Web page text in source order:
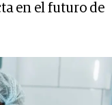
en el futuro de